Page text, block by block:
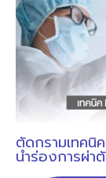
ตัดกรามเทค
นำร่องการผ่า